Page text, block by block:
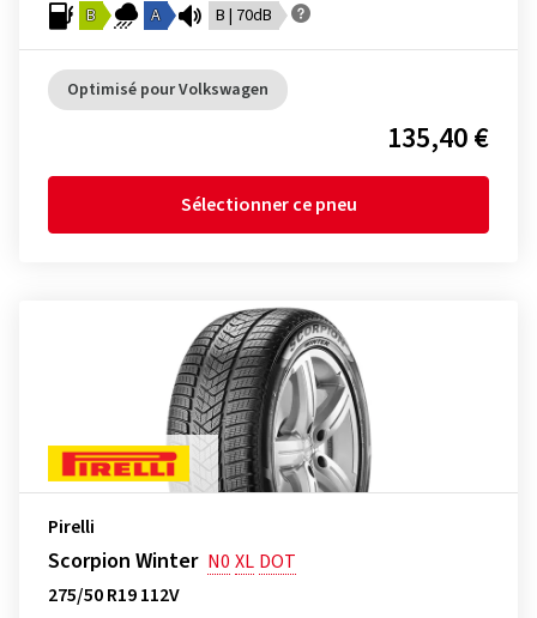
B A B | 70dB
Optimisé pour Volkswagen
135,40 €
Sélectionner ce pneu
Pirelli
Scorpion Winter N0 XL DOT
275/50 R19 112V